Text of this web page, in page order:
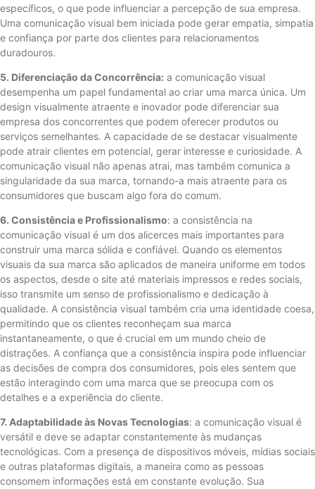
específicos, o que pode influenciar a percepção de sua empresa.
Uma comunicação visual bem iniciada pode gerar empatia, simpatia
e confiança por parte dos clientes para relacionamentos
duradouros.
5. Diferenciação da Concorrência: a comunicação visual
desempenha um papel fundamental ao criar uma marca única. Um
design visualmente atraente e inovador pode diferenciar sua
empresa dos concorrentes que podem oferecer produtos ou
serviços semelhantes. A capacidade de se destacar visualmente
pode atrair clientes em potencial, gerar interesse e curiosidade. A
comunicação visual não apenas atrai, mas também comunica a
singularidade da sua marca, tornando-a mais atraente para os
consumidores que buscam algo fora do comum.
6. Consistência e Profissionalismo: a consistência na
comunicação visual é um dos alicerces mais importantes para
construir uma marca sólida e confiável. Quando os elementos
visuais da sua marca são aplicados de maneira uniforme em todos
os aspectos, desde o site até materiais impressos e redes sociais,
isso transmite um senso de profissionalismo e dedicação à
qualidade. A consistência visual também cria uma identidade coesa,
permitindo que os clientes reconheçam sua marca
instantaneamente, o que é crucial em um mundo cheio de
distrações. A confiança que a consistência inspira pode influenciar
as decisões de compra dos consumidores, pois eles sentem que
estão interagindo com uma marca que se preocupa com os
detalhes e a experiência do cliente.
7. Adaptabilidade às Novas Tecnologias: a comunicação visual é
versátil e deve se adaptar constantemente às mudanças
tecnológicas. Com a presença de dispositivos móveis, mídias sociais
e outras plataformas digitais, a maneira como as pessoas
consomem informações está em constante evolução. Sua